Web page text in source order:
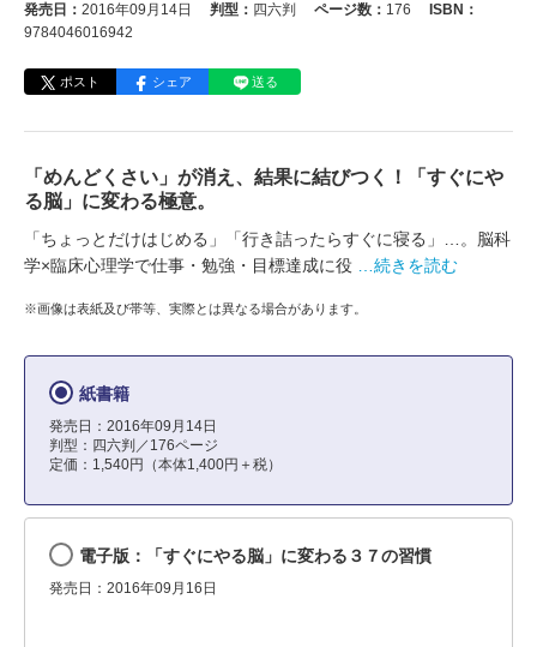
発売日： 2016年09月14日 判型： 四六判 ページ数： 176
ISBN：
9784046016942
ポスト シェア 送る
「めんどくさい」が消え、結果に結びつく！「すぐにや
る脳」に変わる極意。
「ちょっとだけはじめる」「行き詰ったらすぐに寝る」…。脳科
学×臨床心理学で仕事・勉強・目標達成に役
…続きを読む
※画像は表紙及び帯等、実際とは異なる場合があります。
紙書籍
発売日：2016年09月14日
判型：四六判／176ページ
定価：1,540円（本体1,400円＋税）
電子版：「すぐにやる脳」に変わる３７の習慣
発売日：2016年09月16日